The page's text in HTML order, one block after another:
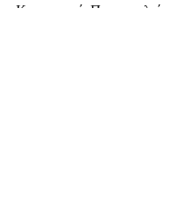
Κοινωνικού